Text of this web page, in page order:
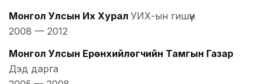
Монгол Улсын Их Хурал УИХ-ын гишүүн
2008 — 2012
Монгол Улсын Ерөнхийлөгчийн Тамгын Газар
Дэд дарга